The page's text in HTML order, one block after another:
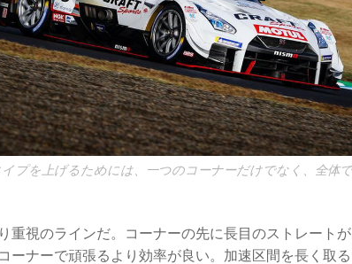
プを上げるためには、一つのコーナーだけでなく、全体
重視のラインだ。コーナーの先に長目のストレート
ーナーで頑張るより効率が良い。加速区間を長く取